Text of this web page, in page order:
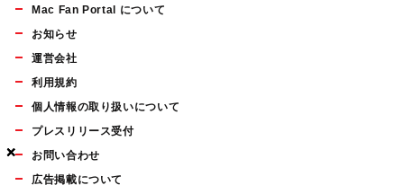
×
×
×
Mac Fan Portal について
お知らせ
運営会社
利用規約
個人情報の取り扱いについて
プレスリリース受付
お問い合わせ
広告掲載について